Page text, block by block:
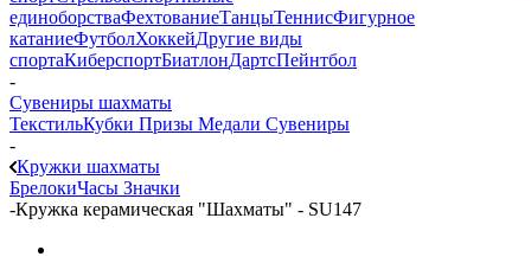
единоборстваФехтованиеТанцыТеннисФигурное
катаниеФутболХоккейДругие виды
спортаКиберспортБиатлонДартсПейнтбол
-
Сувениры шахматы
ТекстильКубки Призы Медали Сувениры
-
Кружки шахматы
БрелокиЧасы Значки
-Кружка керамическая "Шахматы" - SU147